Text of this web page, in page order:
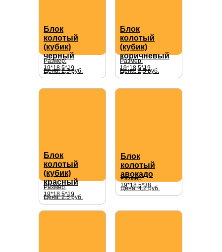
Блок
колотый
(кубик)
коричневый
Размер:
19*18,5*19
Цена: 2,5 руб.
Блок
колотый
(кубик)
красный
Размер:
19*18,5*19
Цена: 2,5 руб.
Блок
колотый
(кубик)
черный
Размер:
19*18,5*19
Цена: 2,5 руб.
Блок
колотый
авокадо
Размер:
19*18,5*38
Цена: 4,2 руб.